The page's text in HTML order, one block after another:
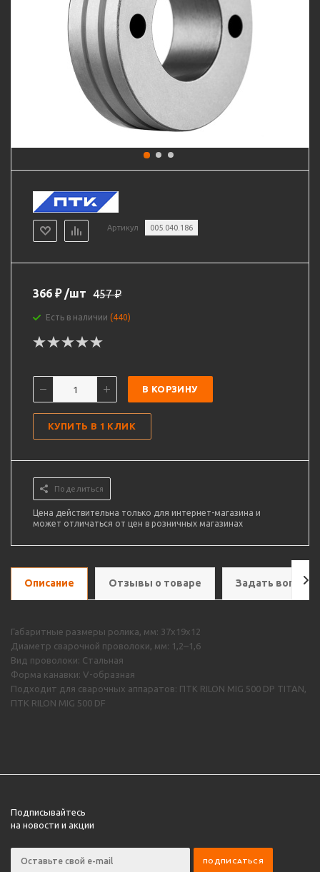
Артикул 005.040.186
366 ₽ /шт 457₽
Есть в наличии (440)
В КОРЗИНУ
КУПИТЬ В 1 КЛИК
Поделиться
Цена действительна только для интернет-магазина и
может отличаться от цен в розничных магазинах
Описание Отзывы о товаре Задать вопрос
Габаритные размеры ролика, мм: 37х19х12
Диаметр сварочной проволоки, мм: 1,2–1,6
Вид проволоки: Стальная
Форма канавки: V-образная
Подходит для сварочных аппаратов: ПТК RILON MIG 500 DP TITAN,
ПТК RILON MIG 500 DF
Подписывайтесь
на новости и акции